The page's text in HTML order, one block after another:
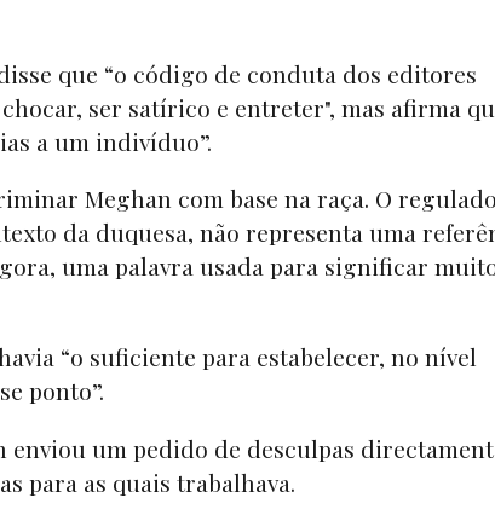
que “o código de conduta dos editores
ser satírico e entreter", mas afirma
a um indivíduo”.
Meghan com base na raça. O
da duquesa, não representa uma
uma palavra usada para significar
“o suficiente para estabelecer, no nível
ponto”.
um pedido de desculpas
para as quais trabalhava.